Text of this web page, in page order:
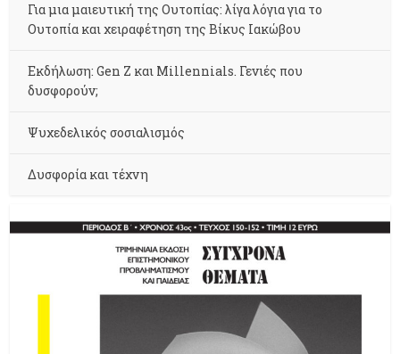
Για μια μαιευτική της Ουτοπίας: λίγα λόγια για το
Ουτοπία και χειραφέτηση της Βίκυς Ιακώβου
Εκδήλωση: Gen Z και Millennials. Γενιές που
δυσφορούν;
Ψυχεδελικός σοσιαλισμός
Δυσφορία και τέχνη